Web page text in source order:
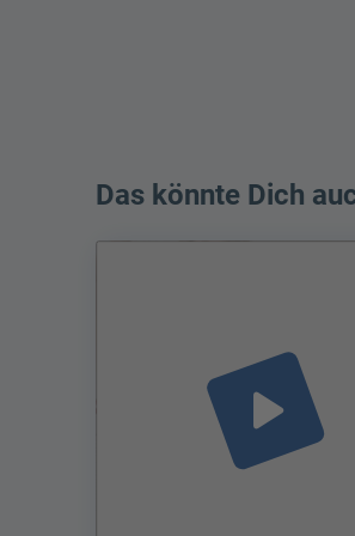
Das könnte Dich
play_arrow